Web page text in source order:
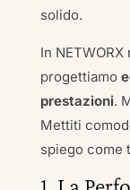
solido.
In
progettiamo
prestazioni.
Mettiti
spiego come